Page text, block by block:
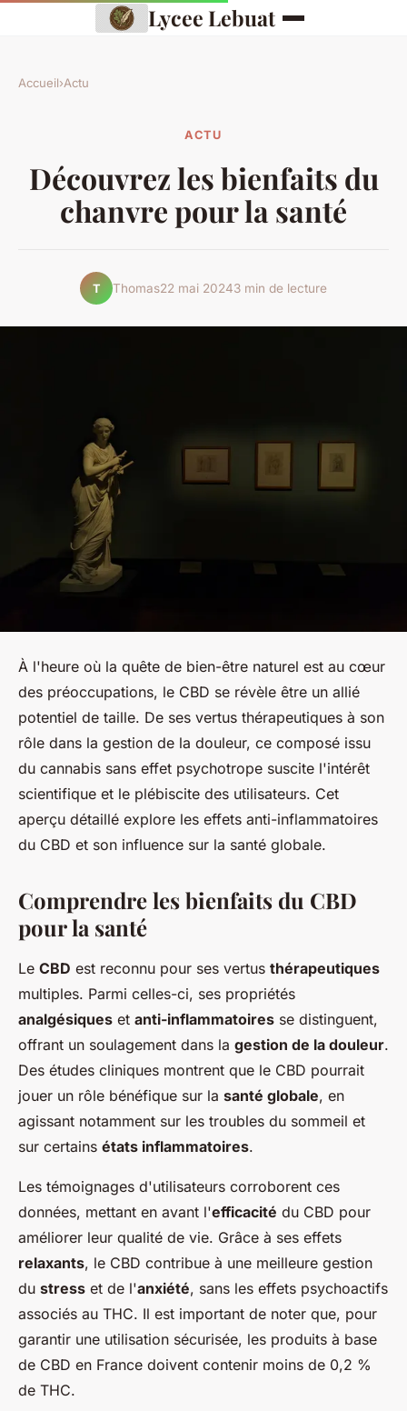
Lycee Lebuat
Accueil›Actu
ACTU
Découvrez les bienfaits du
chanvre pour la santé
T Thomas22 mai 20243 min de lecture
À l'heure où la quête de bien-être naturel est au cœur
des préoccupations, le CBD se révèle être un allié
potentiel de taille. De ses vertus thérapeutiques à son
rôle dans la gestion de la douleur, ce composé issu
du cannabis sans effet psychotrope suscite l'intérêt
scientifique et le plébiscite des utilisateurs. Cet
aperçu détaillé explore les effets anti-inflammatoires
du CBD et son influence sur la santé globale.
Comprendre les bienfaits du CBD
pour la santé
Le CBD est reconnu pour ses vertus thérapeutiques
multiples. Parmi celles-ci, ses propriétés
analgésiques et anti-inflammatoires se distinguent,
offrant un soulagement dans la gestion de la douleur.
Des études cliniques montrent que le CBD pourrait
jouer un rôle bénéfique sur la santé globale, en
agissant notamment sur les troubles du sommeil et
sur certains états inflammatoires.
Les témoignages d'utilisateurs corroborent ces
données, mettant en avant l'efficacité du CBD pour
améliorer leur qualité de vie. Grâce à ses effets
relaxants, le CBD contribue à une meilleure gestion
du stress et de l'anxiété, sans les effets psychoactifs
associés au THC. Il est important de noter que, pour
garantir une utilisation sécurisée, les produits à base
de CBD en France doivent contenir moins de 0,2 %
de THC.